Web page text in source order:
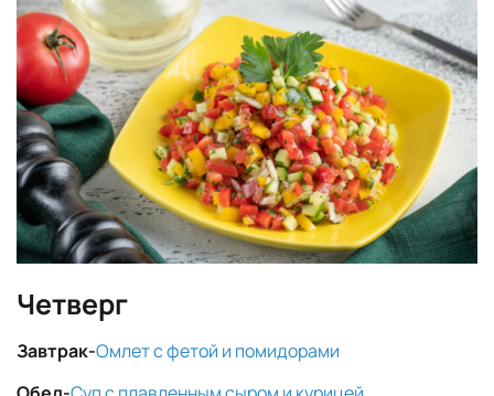
Четверг
Завтрак-Омлет с фетой и помидорами